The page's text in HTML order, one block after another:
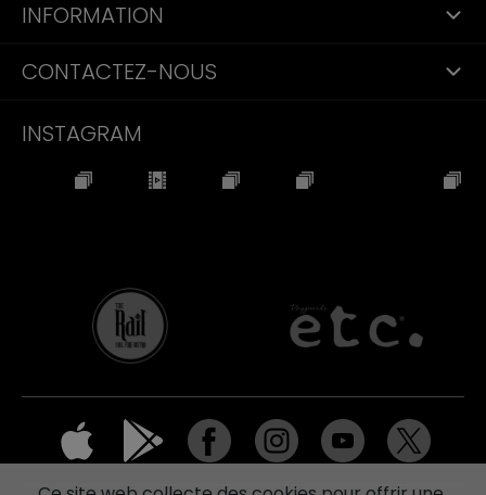
INFORMATION
CONTACTEZ-NOUS
INSTAGRAM